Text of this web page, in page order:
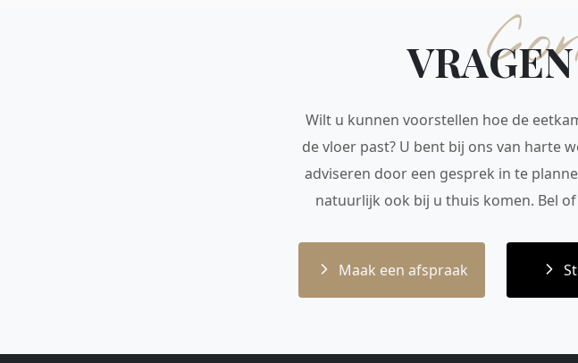
Wilt u kunnen voorstellen hoe de
de vloer past? U bent bij ons van harte
adviseren door een gesprek in te
natuurlijk ook bij u thuis komen. Bel
Maak een afspraak